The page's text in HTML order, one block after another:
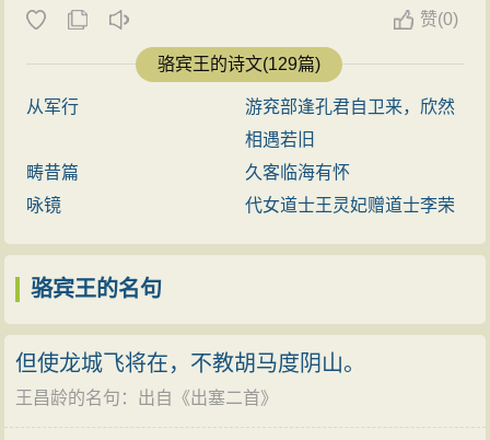
起。以拟人的笔法铺叙蝉的美德、从蝉的形态习性写
起，写蝉适应季节的变化，随季节、气候的变化而出
现；写蝉翼甚薄，蝉目常开，“不以道昏而昧其视，不以
俗厚而易其真”。诗人谓之具有“君子达人之高行”。因为蝉
有这样的美德，所以诗人才引蝉自喻，以蝉为自己的人
格化身。刘勰《文心雕龙·物色》云：“情以物迁，辞以情
发。一叶且或迎意，虫声有足引心。”骆宾王以蝉喻己，
顾影自怜，正是感物联类，情以物迁。从骆宾王作于同
称“富骆”。高宗永徽中为道王李元庆
府属，历武功、长安主簿，仪凤三
年，入为侍御史，因事下狱，次年遇
赦，调露二年除临海丞，不得志，辞
官。有集。骆宾王
年，为起兵扬州反武则天的徐敬业作
亡命不知所之，或云被杀，或云为
赞(0)
骆宾王的诗文(129篇)
从军行
游兖部逢孔君自卫来，欣然
相遇若旧
畴昔篇
久客临海有怀
咏镜
代女道士王灵妃赠道士李荣
骆宾王的名句
但使龙城飞将在，不教胡马度阴山。
王昌龄的名句 ：出自《出塞二首》